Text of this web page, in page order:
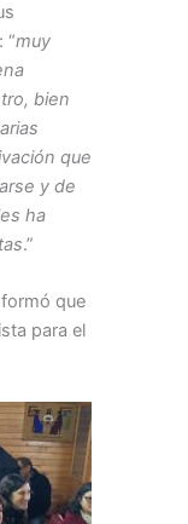
“muy
bien
que
y de
ha
.”
que
para el